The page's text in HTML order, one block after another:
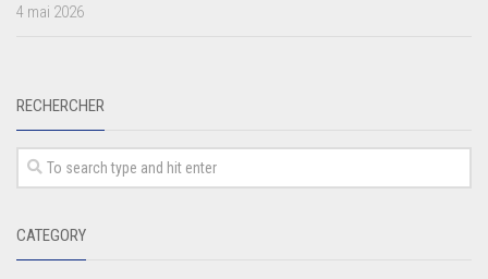
4 mai 2026
RECHERCHER
CATEGORY